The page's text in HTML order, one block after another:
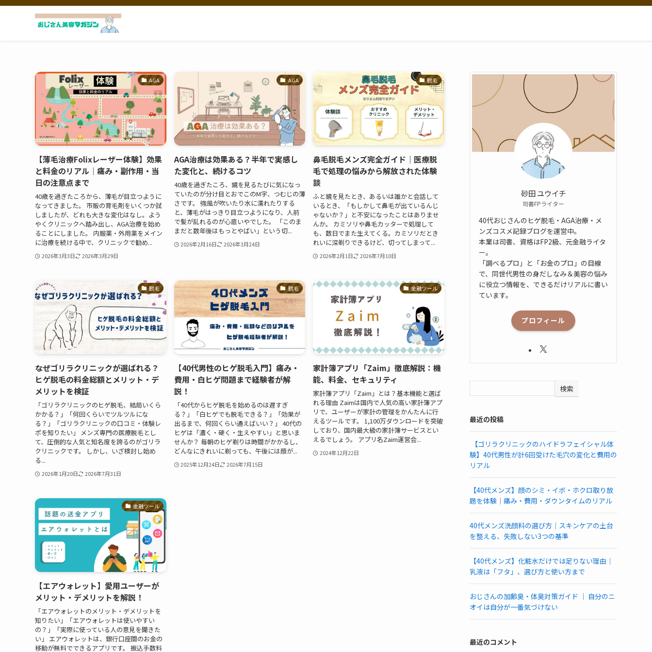
AGA
【薄毛治療Folixレーザー体験】効果
と料金のリアル｜痛み・副作用・当
日の注意点まで
40歳を過ぎたころから、薄毛が目立つように
なってきました。 市販の育毛剤をいくつか試
しましたが、どれも大きな変化はなし。よう
やくクリニックへ踏み出し、AGA治療を始め
ることにしました。 内服薬・外用薬をメイン
に治療を続ける中で、クリニックで勧め...
2026年3月3日 2026年3月29日
AGA
AGA治療は効果ある？半年で実感し
た変化と、続けるコツ
40歳を過ぎたころ、鏡を見るたびに気になっ
ていたのが分け目とおでこのM字、つむじの薄
さです。 強風が吹いたり水に濡れたりする
と、薄毛がはっきり目立つようになり、人前
で髪が乱れるのが心底いやでした。 「このま
まだと数年後はもっとやばい」という切...
2026年2月16日 2026年3月24日
脱毛
鼻毛脱毛メンズ完全ガイド｜医療脱
毛で処理の悩みから解放された体験
談
ふと鏡を見たとき、あるいは誰かと会話して
いるとき、「もしかして鼻毛が出ているんじ
ゃないか？」と不安になったことはありませ
んか。 カミソリや鼻毛カッターで処理して
も、数日でまた生えてくる。カミソリだとき
れいに深剃りできるけど、切ってしまって...
2026年2月1日 2026年7月10日
脱毛
なぜゴリラクリニックが選ばれる？
ヒゲ脱毛の料金総額とメリット・デ
メリットを検証
「ゴリラクリニックのヒゲ脱毛、結局いくら
かかる？」「何回くらいでツルツルにな
る？」「ゴリラクリニックの口コミ・体験レ
ポを知りたい」 メンズ専門の医療脱毛とし
て、圧倒的な人気と知名度を誇るのがゴリラ
クリニックです。 しかし、いざ検討し始め
る...
2026年1月20日 2026年7月31日
脱毛
【40代男性のヒゲ脱毛入門】痛み・
費用・白ヒゲ問題まで経験者が解
説！
「40代からヒゲ脱毛を始めるのは遅すぎ
る？」「白ヒゲでも脱毛できる？」「効果が
出るまで、何回くらい通えばいい？」 40代の
ヒゲは「濃く・硬く・生えやすい」と思いま
せんか？ 毎朝のヒゲ剃りは時間がかかるし、
どんなにきれいに剃っても、午後には顔が...
2025年12月24日 2026年7月15日
金融ツール
家計簿アプリ「Zaim」徹底解説：機
能、料金、セキュリティ
家計簿アプリ「Zaim」とは？基本機能と選ば
れる理由 Zaimは国内で人気の高い家計簿アプ
リで、ユーザーが家計の管理をかんたんに行
えるツールです。 1,100万ダウンロードを突破
しており、国内最大級の家計簿サービスとい
えるでしょう。 アプリ名Zaim運営会...
2024年12月22日
金融ツール
【エアウォレット】愛用ユーザーが
メリット・デメリットを解説！
「エアウォレットのメリット・デメリットを
知りたい」「エアウォレットは使いやすい
の？」「実際に使っている人の意見を聞きた
い」 エアウォレットは、銀行口座間のお金の
移動が無料でできるアプリです。 振込手数料
砂田 ユウイチ
司書FPライター
40代おじさんのヒゲ脱毛・AGA治療・メ
ンズコスメ記録ブログを運営中。
本業は司書、資格はFP2級、元金融ライタ
ー。
「調べるプロ」と「お金のプロ」の目線
で、同世代男性の身だしなみ＆美容の悩み
に役立つ情報を、できるだけリアルに書い
ています。
プロフィール
検索
最近の投稿
【ゴリラクリニックのハイドラフェイシャル体
験】40代男性が計6回受けた毛穴の変化と費用の
リアル
【40代メンズ】顔のシミ・イボ・ホクロ取り放
題を体験｜痛み・費用・ダウンタイムのリアル
40代メンズ洗顔料の選び方｜スキンケアの土台
を整える、失敗しない3つの基準
【40代メンズ】化粧水だけでは足りない理由｜
乳液は「フタ」、選び方と使い方まで
おじさんの加齢臭・体臭対策ガイド ｜ 自分のニ
オイは自分が一番気づけない
最近のコメント